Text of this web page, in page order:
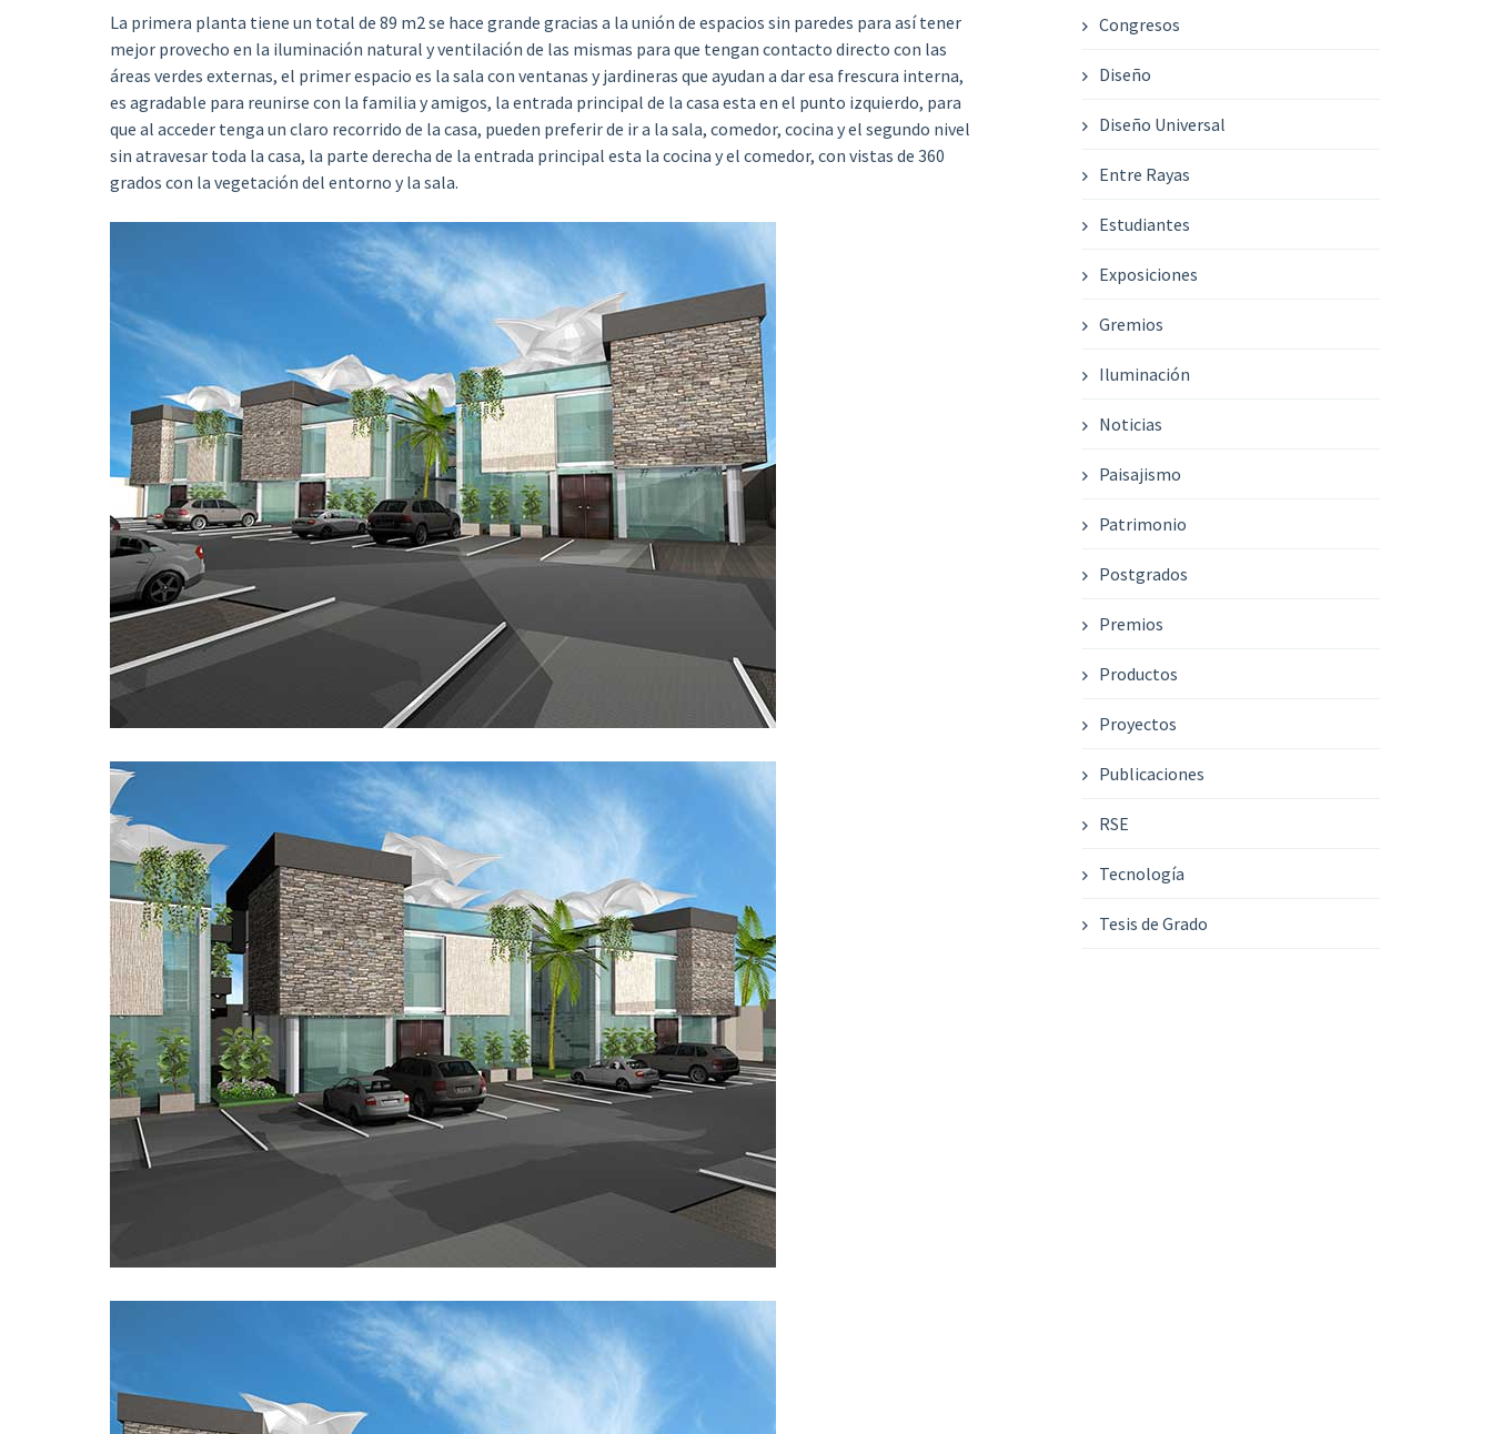
La primera planta tiene un total de 89 m2 se hace grande gracias a la unión de espacios sin paredes para así tener
mejor provecho en la iluminación natural y ventilación de las mismas para que tengan contacto directo con las
áreas verdes externas, el primer espacio es la sala con ventanas y jardineras que ayudan a dar esa frescura interna,
es agradable para reunirse con la familia y amigos, la entrada principal de la casa esta en el punto izquierdo, para
que al acceder tenga un claro recorrido de la casa, pueden preferir de ir a la sala, comedor, cocina y el segundo nivel
sin atravesar toda la casa, la parte derecha de la entrada principal esta la cocina y el comedor, con vistas de 360
grados con la vegetación del entorno y la sala.
Congresos
Diseño
Diseño Universal
Entre Rayas
Estudiantes
Exposiciones
Gremios
Iluminación
Noticias
Paisajismo
Patrimonio
Postgrados
Premios
Productos
Proyectos
Publicaciones
RSE
Tecnología
Tesis de Grado